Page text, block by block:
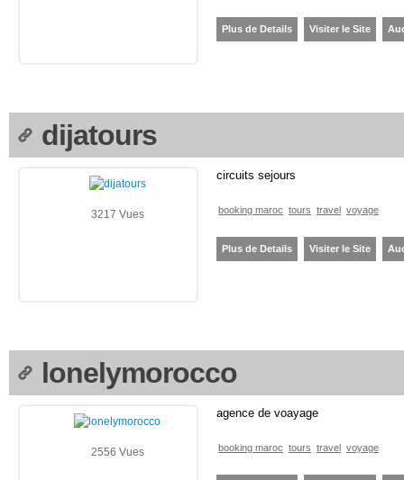
Plus de Details Visiter le Site
dijatours
3217 Vues
circuits sejours
booking maroc tours travel voyage
Plus de Details Visiter le Site
lonelymorocco
2556 Vues
agence de voayage
booking maroc tours travel voyage